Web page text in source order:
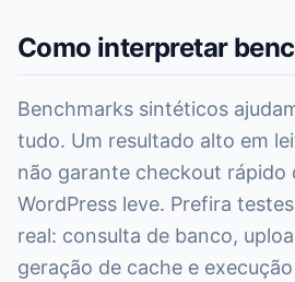
Como interpretar
Benchmarks sintéticos
tudo. Um resultado alto em
não garante checkout rápido
WordPress leve. Prefira
real: consulta de banco,
geração de cache e